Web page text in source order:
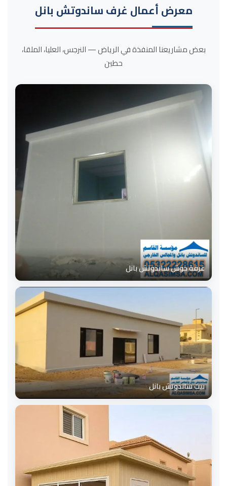
معرض أعمال غرف ساندوتش بانل
بعض مشاريعنا المنفذة في الرياض — النرجس، العليا، الملقا،
حطين
غرفة حوش ساندوتش بانل
بيت ساندوتش بانل